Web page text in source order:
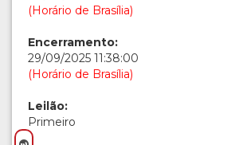
(Horário de Brasília)
Encerramento:
29/09/2025 11:38:00
(Horário de Brasília)
Leilão:
Primeiro